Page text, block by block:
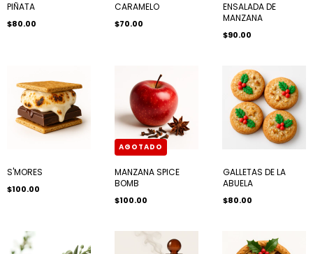
PIÑATA
$80.00
CARAMELO
$70.00
ENSALADA DE
MANZANA
$90.00
S'MORES
$100.00
AGOTADO
MANZANA SPICE
BOMB
$100.00
GALLETAS DE LA
ABUELA
$80.00